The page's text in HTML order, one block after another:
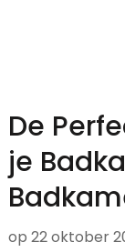
De
je
op 22 oktober